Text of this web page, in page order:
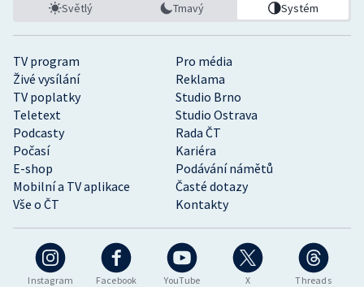
Instagram Facebook YouTube X Threads
TV program
Pro média
Živé vysílání
Reklama
TV poplatky
Studio Brno
Teletext
Studio Ostrava
Podcasty
Rada ČT
Počasí
Kariéra
E-shop
Podávání námětů
Mobilní a TV aplikace
Časté dotazy
Vše o ČT
Kontakty
Světlý Tmavý Systém